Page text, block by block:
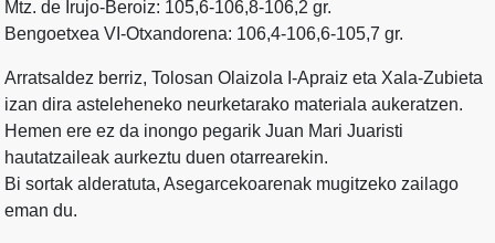
Mtz. de Irujo-Beroiz: 105,6-106,8-106,2 gr.
Bengoetxea VI-Otxandorena: 106,4-106,6-105,7 gr.
Arratsaldez berriz, Tolosan Olaizola I-Apraiz eta Xala-Zubieta
izan dira asteleheneko neurketarako materiala aukeratzen.
Hemen ere ez da inongo pegarik Juan Mari Juaristi
hautatzaileak aurkeztu duen otarrearekin.
Bi sortak alderatuta, Asegarcekoarenak mugitzeko zailago
eman du.